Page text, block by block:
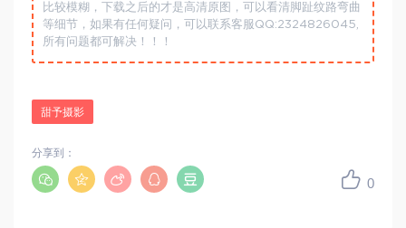
比较模糊，下载之后的才是高清原图，可以看清脚趾纹路弯曲
等细节，如果有任何疑问，可以联系客服QQ:2324826045,
所有问题都可解决！！！
甜予摄影
0
分享到：